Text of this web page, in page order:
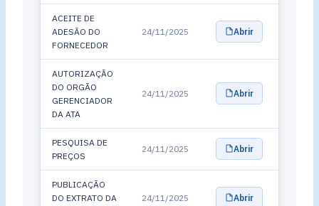
ACEITE DE
ADESÃO DO
FORNECEDOR
24/11/2025 Abrir
AUTORIZAÇÃO
DO ORGÃO
GERENCIADOR
DA ATA
24/11/2025 Abrir
PESQUISA DE
PREÇOS
24/11/2025 Abrir
PUBLICAÇÃO
DO EXTRATO DA
24/11/2025 Abrir